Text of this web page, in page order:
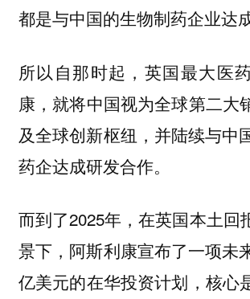
都是与中国的生物制药企业达成
所以自那时起，英国最大医
康，就将中国视为全球第二大
及全球创新枢纽，并陆续与中
药企达成研发合作。
而到了2025年，在英国本土回
景下，阿斯利康宣布了一项未
亿美元的在华投资计划，核心